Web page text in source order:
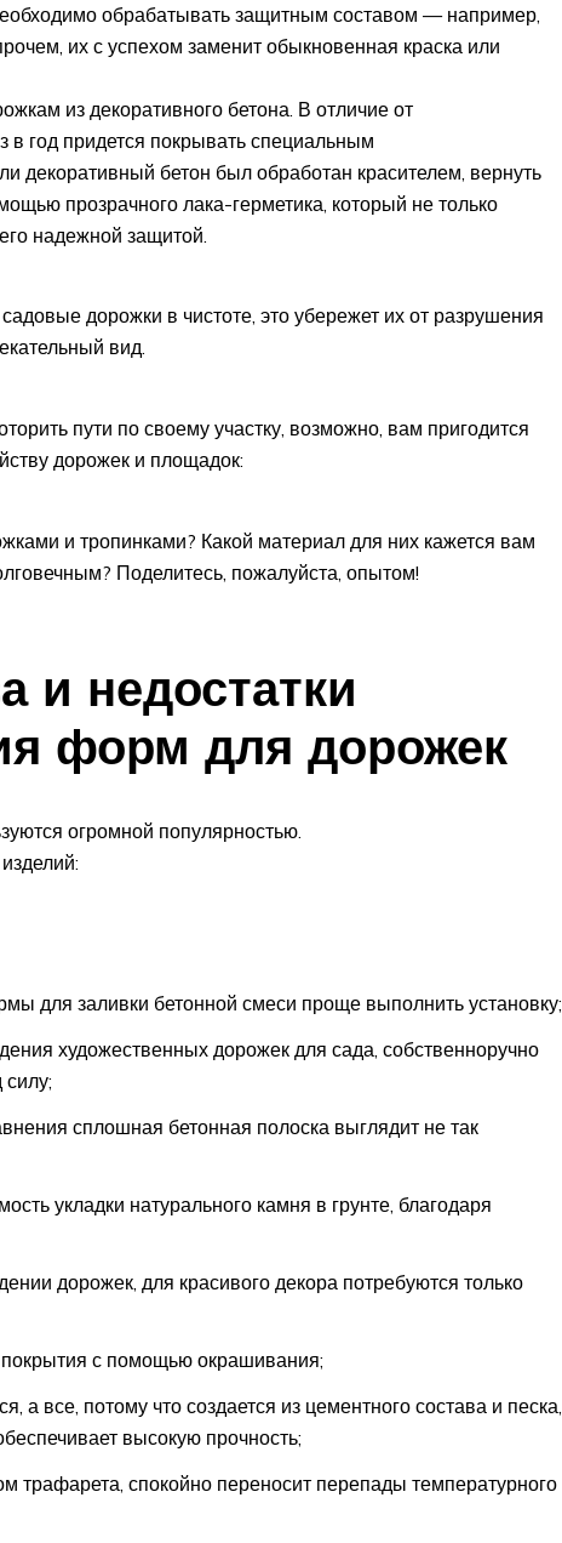
обрабатывать защитным составом — например,
их с успехом заменит обыкновенная краска или
из декоративного бетона. В отличие от
в год придется покрывать специальным
декоративный бетон был обработан красителем, вернуть
прозрачного лака-герметика, который не только
надежной защитой.
дорожки в чистоте, это убережет их от разрушения
вид.
пути по своему участку, возможно, вам пригодится
дорожек и площадок:
и тропинками? Какой материал для них кажется вам
Поделитесь, пожалуйста, опытом!
и недостатки
форм для дорожек
огромной популярностью.
для заливки бетонной смеси проще выполнить установку;
художественных дорожек для сада, собственноручно
сплошная бетонная полоска выглядит не так
укладки натурального камня в грунте, благодаря
дорожек, для красивого декора потребуются только
с помощью окрашивания;
а все, потому что создается из цементного состава и песка,
высокую прочность;
трафарета, спокойно переносит перепады температурного